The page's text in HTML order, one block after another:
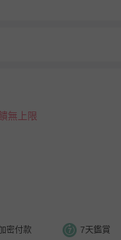
無上限
密付款 7天鑑賞